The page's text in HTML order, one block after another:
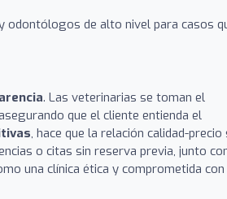
odontólogos de alto nivel para casos
. Las veterinarias se toman el
que el cliente entienda el
, hace que la relación calidad-precio
o citas sin reserva previa, junto
una clínica ética y comprometida